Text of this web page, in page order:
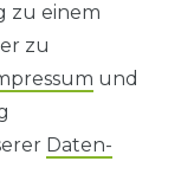
zu einem
zu
und
Daten­